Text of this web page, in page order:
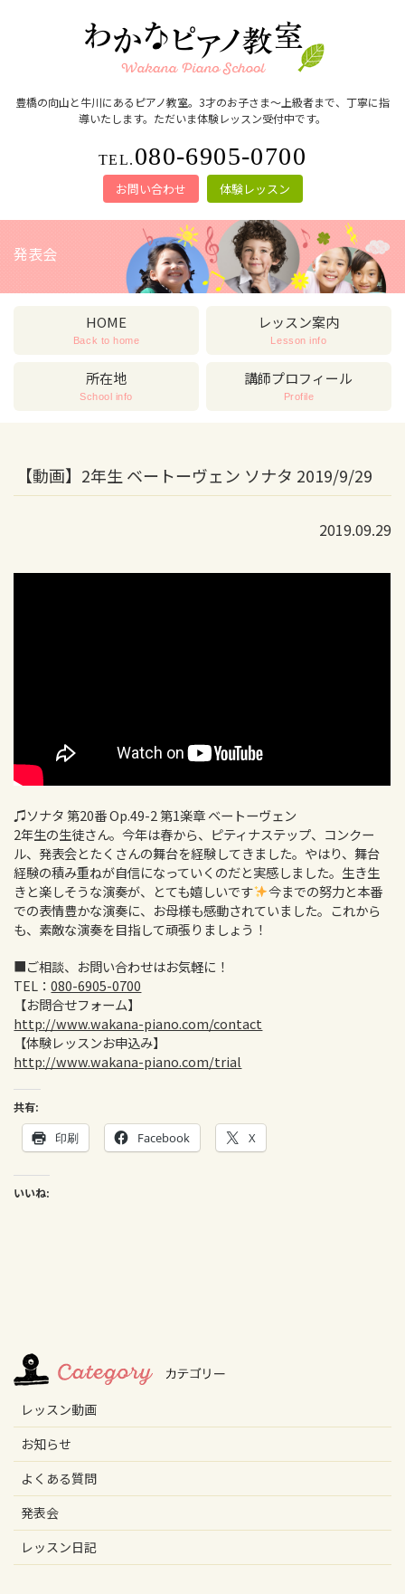
豊橋の向山と牛川にあるピアノ教室。3才のお子さま～上級者まで、丁寧に指
導いたします。ただいま体験レッスン受付中です。
TEL. 080-6905-0700
お問い合わせ 体験レッスン
発表会
HOME
Back to home
レッスン案内
Lesson info
所在地
School info
講師プロフィール
Profile
【動画】2年生 ベートーヴェン ソナタ 2019/9/29
2019.09.29
♫ソナタ 第20番 Op.49-2 第1楽章 ベートーヴェン
2年生の生徒さん。今年は春から、ピティナステップ、コンクー
ル、発表会とたくさんの舞台を経験してきました。やはり、舞台
経験の積み重ねが自信になっていくのだと実感しました。生き生
きと楽しそうな演奏が、とても嬉しいです
今までの努力と本番
での表情豊かな演奏に、お母様も感動されていました。これから
も、素敵な演奏を目指して頑張りましょう！
■ご相談、お問い合わせはお気軽に！
TEL：080-6905-0700
【お問合せフォーム】
http://www.wakana-piano.com/contact
【体験レッスンお申込み】
http://www.wakana-piano.com/trial
共有:
印刷 Facebook X
いいね:
レッスン動画
お知らせ
よくある質問
発表会
レッスン日記